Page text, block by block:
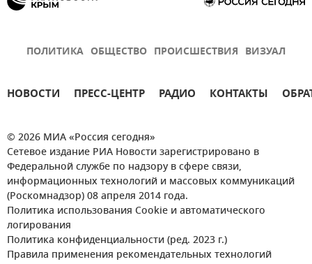
ПОЛИТИКА ОБЩЕСТВО ПРОИСШЕСТВИЯ ВИЗУАЛ
НОВОСТИ ПРЕСС-ЦЕНТР РАДИО КОНТАКТЫ
© 2026 МИА «Россия сегодня»
Сетевое издание РИА Новости зарегистрировано в
Федеральной службе по надзору в сфере связи,
информационных технологий и массовых коммуникаций
(Роскомнадзор) 08 апреля 2014 года.
Политика использования Cookie и автоматического
логирования
Политика конфиденциальности (ред. 2023 г.)
Правила применения рекомендательных технологий